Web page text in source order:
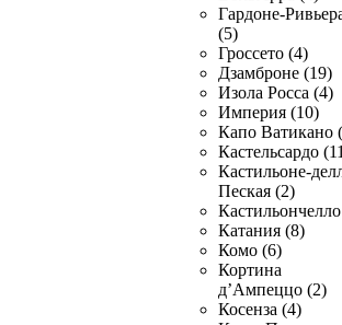
Гардоне-
(5)
Гроссето (4)
Дзамброне (19)
Изола Росса (4)
Империя (10)
Капо Ватикано
Кастельсардо
Кастильоне-
Пеская (2)
Катания (8)
Комо (6)
Кортина
д’Ампеццо (2)
Косенза (4)